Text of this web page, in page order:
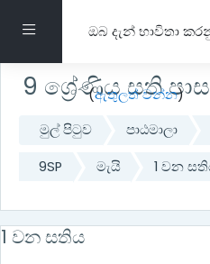
Side panelඔබ දැන් භාවිතා
(ඇතුලත් වන්න)
9 ශ්‍රේණිය සති
මුල් පිටුව පාඨමාලා
9SP මැයි 1 වන
1 වන සතිය